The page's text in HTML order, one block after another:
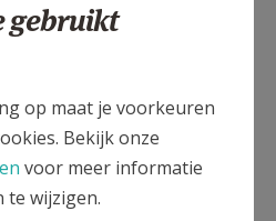
in de Sint-
gebruikt
op maat je voorkeuren
Bekijk onze
voor meer informatie
te wijzigen.